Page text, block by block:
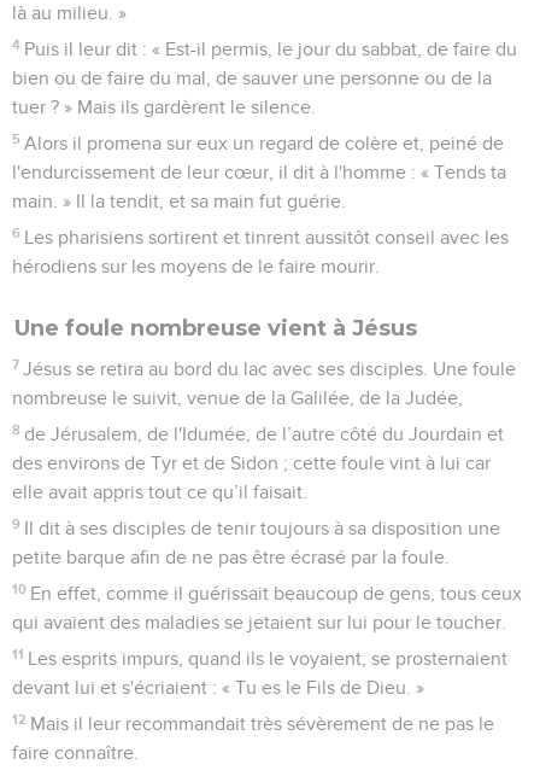
là au milieu. »
4 Puis il leur dit : « Est-il permis, le jour du sabbat, de faire du
bien ou de faire du mal, de sauver une personne ou de la
tuer ? » Mais ils gardèrent le silence.
5 Alors il promena sur eux un regard de colère et, peiné de
l'endurcissement de leur cœur, il dit à l'homme : « Tends ta
main. » Il la tendit, et sa main fut guérie.
6 Les pharisiens sortirent et tinrent aussitôt conseil avec les
hérodiens sur les moyens de le faire mourir.
Une foule nombreuse vient à Jésus
7 Jésus se retira au bord du lac avec ses disciples. Une foule
nombreuse le suivit, venue de la Galilée, de la Judée,
8 de Jérusalem, de l'Idumée, de l’autre côté du Jourdain et
des environs de Tyr et de Sidon ; cette foule vint à lui car
elle avait appris tout ce qu’il faisait.
9 Il dit à ses disciples de tenir toujours à sa disposition une
petite barque afin de ne pas être écrasé par la foule.
10 En effet, comme il guérissait beaucoup de gens, tous ceux
qui avaient des maladies se jetaient sur lui pour le toucher.
11 Les esprits impurs, quand ils le voyaient, se prosternaient
devant lui et s'écriaient : « Tu es le Fils de Dieu. »
12 Mais il leur recommandait très sévèrement de ne pas le
faire connaître.